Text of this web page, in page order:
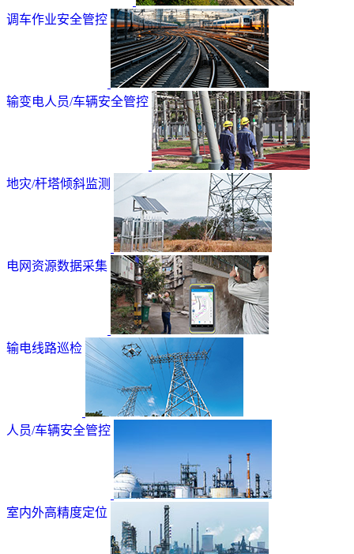
调车作业安全管控
输变电人员/车辆安全管控
地灾/杆塔倾斜监测
电网资源数据采集
输电线路巡检
人员/车辆安全管控
室内外高精度定位